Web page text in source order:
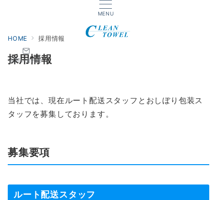
MENU
お問い合わせ
HOME 採用情報
採用情報
当社では、現在ルート配送スタッフとおしぼり包装ス
タッフを募集しております。
募集要項
ルート配送スタッフ